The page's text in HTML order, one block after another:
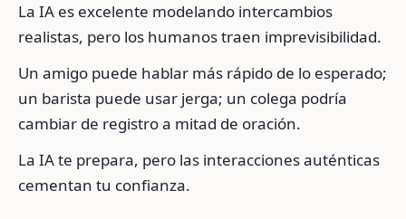
La IA es excelente modelando intercambios
realistas, pero los humanos traen imprevisibilidad.
Un amigo puede hablar más rápido de lo esperado;
un barista puede usar jerga; un colega podría
cambiar de registro a mitad de oración.
La IA te prepara, pero las interacciones auténticas
cementan tu confianza.